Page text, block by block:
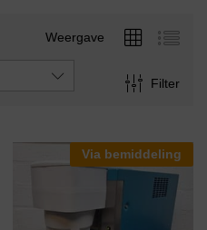
Weergave
Filter
Via bemiddeling